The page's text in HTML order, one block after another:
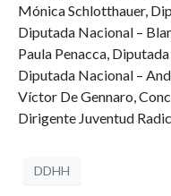
Mónica Schlotthauer,
Diputada Nacional –
Paula Penacca,
Diputada Nacional –
Víctor De Gennaro,
Dirigente Juventud
DDHH